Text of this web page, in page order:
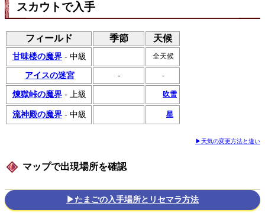
スカウトで入手
フィールド 季節 天候
甘味楼の魔界 - 中級 全天候
アイスの迷宮 - -
煉獄峠の魔界 - 上級 吹雪
流神殿の魔界 - 中級 星
▶天気の変更方法と違い
マップで出現場所を確認
▶たまごの入手場所とリセマラ方法